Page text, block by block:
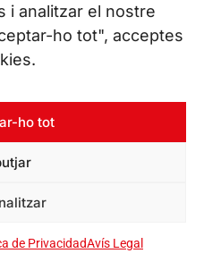
i analitzar el nostre
ho tot", acceptes
ho tot
de PrivacidadAvís Legal